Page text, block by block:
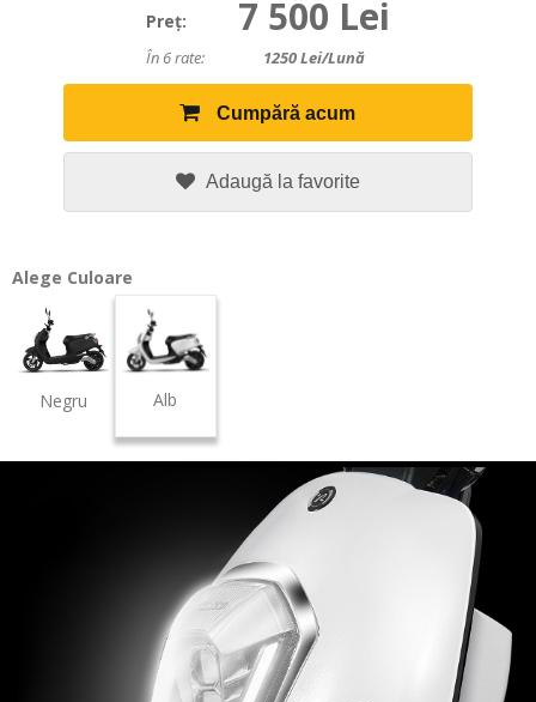
Preţ:
7 500 Lei
În 6 rate: 1250Lei/lună
Cumpără acum
Adaugă la favorite
Alege Culoare
Negru Alb